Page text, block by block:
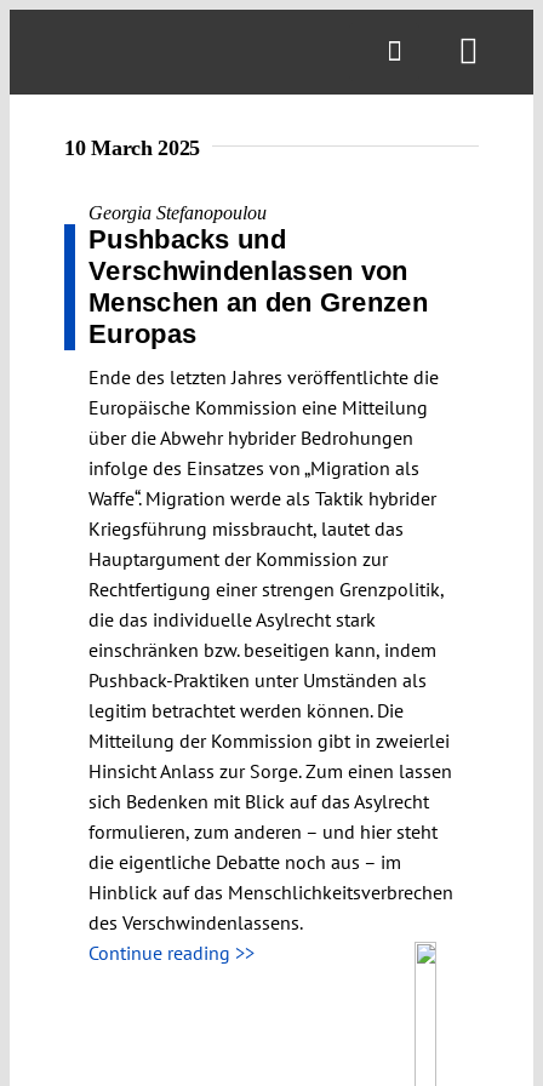
10 March 2025
Georgia Stefanopoulou
Pushbacks und
Verschwindenlassen von
Menschen an den Grenzen
Europas
Ende des letzten Jahres veröffentlichte die
Europäische Kommission eine Mitteilung
über die Abwehr hybrider Bedrohungen
infolge des Einsatzes von „Migration als
Waffe“. Migration werde als Taktik hybrider
Kriegsführung missbraucht, lautet das
Hauptargument der Kommission zur
Rechtfertigung einer strengen Grenzpolitik,
die das individuelle Asylrecht stark
einschränken bzw. beseitigen kann, indem
Pushback-Praktiken unter Umständen als
legitim betrachtet werden können. Die
Mitteilung der Kommission gibt in zweierlei
Hinsicht Anlass zur Sorge. Zum einen lassen
sich Bedenken mit Blick auf das Asylrecht
formulieren, zum anderen – und hier steht
die eigentliche Debatte noch aus – im
Hinblick auf das Menschlichkeitsverbrechen
des Verschwindenlassens.
Continue reading >>